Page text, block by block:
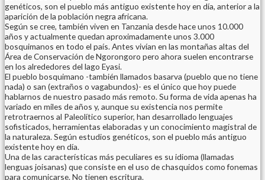
genéticos, son el pueblo más antiguo existente hoy en día, anterior a la
aparición de la población negra africana.
Según se cree, también viven en Tanzania desde hace unos 10.000
años y actualmente quedan aproximadamente unos 3.000
bosquimanos en todo el país. Antes vivían en las montañas altas del
Área de Conservación de Ngorongoro pero ahora suelen encontrarse
en los alrededores del lago Eyasi.
El pueblo bosquimano -también llamados basarva (pueblo que no tiene
nada) o san (extraños o vagabundos)- es el único que hoy puede
hablarnos de nuestro pasado más remoto. Su forma de vida apenas ha
variado en miles de años y, aunque su existencia nos permite
retrotraernos al Paleolítico superior, han desarrollado lenguajes
sofisticados, herramientas elaboradas y un conocimiento magistral de
la naturaleza. Según estudios genéticos, son el pueblo más antiguo
existente hoy en día.
Una de las características más peculiares es su idioma (llamadas
lenguas joisanas) que consiste en el uso de chasquidos como fonemas
para comunicarse. No tienen escritura.